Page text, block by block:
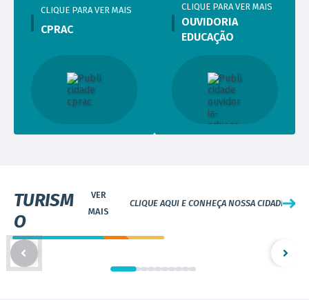
CPRAC
CLIQUE PARA VER MAIS
OUVIDORIA
EDUCAÇÃO
CLIQUE PARA VER MAIS
TURISM
O
CLIQUE AQUI E CONHEÇA NOSSA CIDADE